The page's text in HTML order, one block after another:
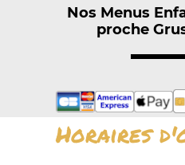
Nos Menus
proche
Horaires